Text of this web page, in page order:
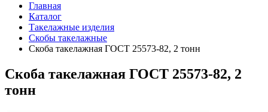
Главная
Каталог
Такелажные изделия
Скобы такелажные
Скоба такелажная ГОСТ 25573-82, 2 тонн
Скоба такелажная ГОСТ 25573-82, 2
тонн